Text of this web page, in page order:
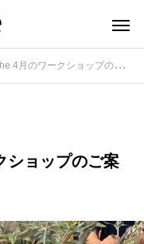
月のワークショップのご案内
ョップのご案